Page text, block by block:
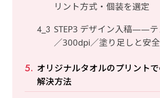
リント方式・個装を選定
STEP3 デザイン入稿——テ
／300dpi／塗り足しと安
オリジナルタオルのプリント
解決方法